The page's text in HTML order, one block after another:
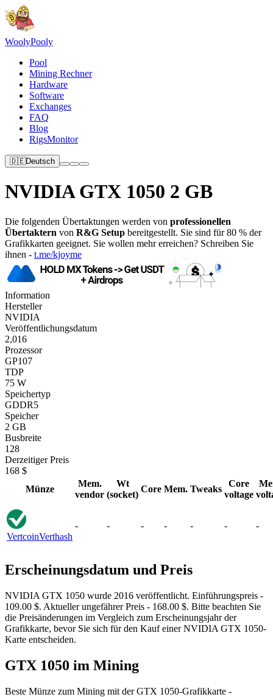
WoolyPooly
Pool
Mining Rechner
Hardware
Software
Exchanges
FAQ
Blog
RigsMonitor
🇩🇪Deutsch
NVIDIA GTX 1050 2 GB
Die folgenden Übertaktungen werden von professionellen
Übertaktern von R&G Setup bereitgestellt. Sie sind für 80 % der
Grafikkarten geeignet. Sie wollen mehr erreichen? Schreiben Sie
ihnen - t.me/kjoyme
Information
Hersteller
NVIDIA
Veröffentlichungsdatum
2,016
Prozessor
GP107
TDP
75 W
Speichertyp
GDDR5
Speicher
2 GB
Busbreite
128
Derzeitiger Preis
168 $
Münze
Mem.
vendor
Wt
(socket)
Core Mem. Tweaks
Core
voltage
VertcoinVerthash
- - - - - - -
Erscheinungsdatum und Preis
NVIDIA GTX 1050 wurde 2016 veröffentlicht. Einführungspreis -
109.00 $. Aktueller ungefährer Preis - 168.00 $. Bitte beachten Sie
die Preisänderungen im Vergleich zum Erscheinungsjahr der
Grafikkarte, bevor Sie sich für den Kauf einer NVIDIA GTX 1050-
Karte entscheiden.
GTX 1050 im Mining
Beste Münze zum Mining mit der GTX 1050-Grafikkarte -